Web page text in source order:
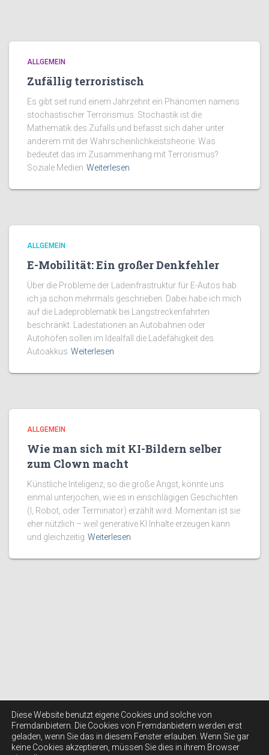
ALLGEMEIN
Zufällig terroristisch
Es gibt seit rund einem Jahrzehnt ein Phänomen namens
stochastischer Terrorismus. Stochastik ist die
Mathematik des Zufalls und befasst sich daher unter
anderem mit der Wahrscheinlichkeistsheorie. Was
bedeutet das im Zusammenhang mit Terrorismus?
Soziale Medien Weiterlesen
ALLGEMEIN
E-Mobilität: Ein großer Denkfehler
Über die Probleme der Ladeinfrastruktur für E-Autos hab
ich ja schon mehrmals geschrieben. Dabei habe ich mich
auf die Ladeproblematik bei Langstreckenfahrten
beschränkt. Ladestationen an Autobahnen oder
Autohöfen sollen im Idealfall die Ladefähigkeit des
Autoakkus Weiterlesen
ALLGEMEIN
Wie man sich mit KI-Bildern selber
zum Clown macht
Künstliche Inteligenz, so die große Angst, könnte uns
einmal unterjochen, wie es in einschlägigen Geschichten
(I, Robot, oder Terminator) erzählt wird. Momentan ist sie
eher nützlich – weil generative KI Inhalte erzeugen kann
und gleichzeitig Weiterlesen
Diese Website benutzt eigene Cookies und solche von
Fremdanbietern. Die Cookies von Fremdanbietern werden erst
geladen, wenn Sie das in diesem Fenster erlauben. Wenn Sie gar
keine Cookies akzeptieren, müssen Sie dies in ihrem Browser